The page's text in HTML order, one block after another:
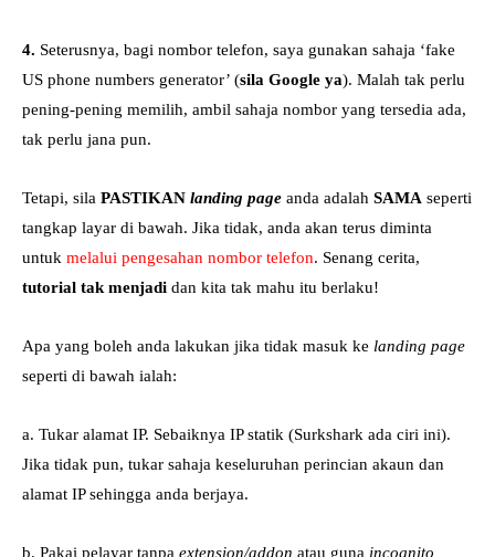
4. Seterusnya, bagi nombor telefon, saya gunakan sahaja ‘fake
US phone numbers generator’ (sila Google ya). Malah tak perlu
pening-pening memilih, ambil sahaja nombor yang tersedia ada,
tak perlu jana pun.
Tetapi, sila PASTIKAN landing page anda adalah SAMA seperti
tangkap layar di bawah. Jika tidak, anda akan terus diminta
untuk melalui pengesahan nombor telefon. Senang cerita,
tutorial tak menjadi dan kita tak mahu itu berlaku!
Apa yang boleh anda lakukan jika tidak masuk ke landing page
seperti di bawah ialah:
a. Tukar alamat IP. Sebaiknya IP statik (Surkshark ada ciri ini).
Jika tidak pun, tukar sahaja keseluruhan perincian akaun dan
alamat IP sehingga anda berjaya.
b. Pakai pelayar tanpa extension/addon atau guna incognito